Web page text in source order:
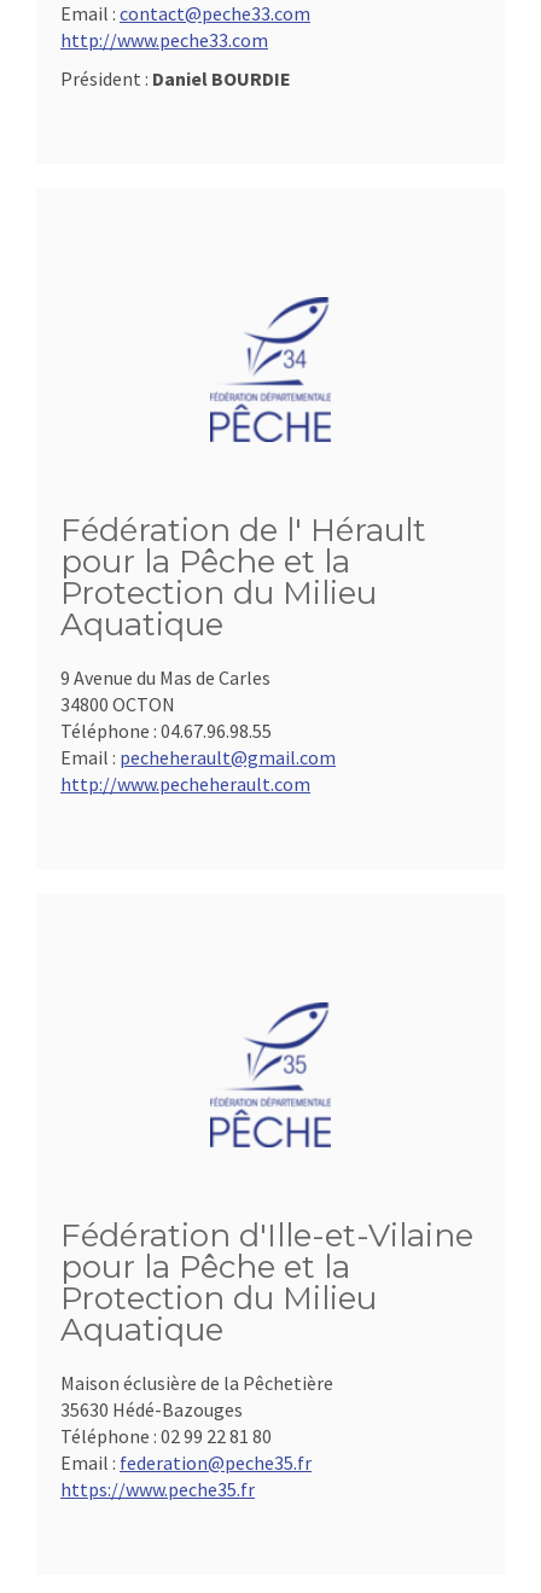
Email : contact@peche33.com
http://www.peche33.com
Président : Daniel BOURDIE
Fédération de l' Hérault
pour la Pêche et la
Protection du Milieu
Aquatique
9 Avenue du Mas de Carles
34800 OCTON
Téléphone : 04.67.96.98.55
Email : pecheherault@gmail.com
http://www.pecheherault.com
Fédération d'Ille-et-Vilaine
pour la Pêche et la
Protection du Milieu
Aquatique
Maison éclusière de la Pêchetière
35630 Hédé-Bazouges
Téléphone : 02 99 22 81 80
Email : federation@peche35.fr
https://www.peche35.fr